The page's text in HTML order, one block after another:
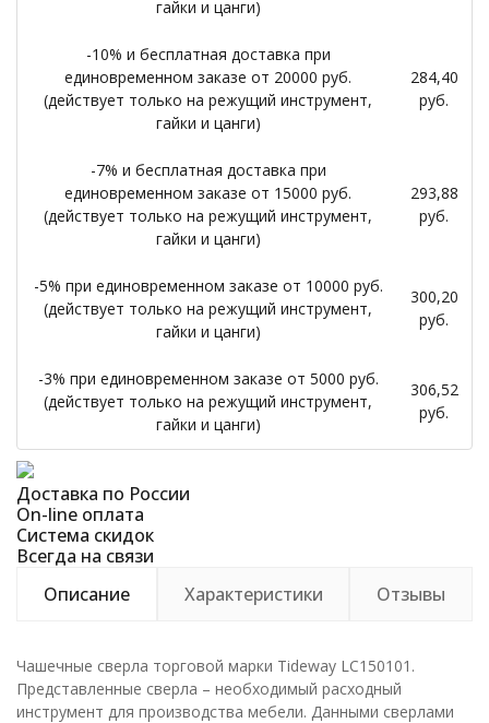
гайки и цанги)
-10% и бесплатная доставка при
единовременном заказе от 20000 руб.
(действует только на режущий инструмент,
гайки и цанги)
284,40
руб.
-7% и бесплатная доставка при
единовременном заказе от 15000 руб.
(действует только на режущий инструмент,
гайки и цанги)
293,88
руб.
-5% при единовременном заказе от 10000 руб.
(действует только на режущий инструмент,
гайки и цанги)
300,20
руб.
-3% при единовременном заказе от 5000 руб.
(действует только на режущий инструмент,
гайки и цанги)
306,52
руб.
Доставка по России
On-line оплата
Система скидок
Всегда на связи
Описание
Характеристики Отзывы
Чашечные сверла торговой марки Tideway LC150101.
Представленные сверла – необходимый расходный
инструмент для производства мебели. Данными сверлами